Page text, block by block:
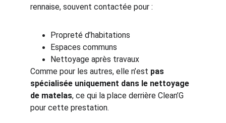
rennaise, souvent contactée pour :
Propreté d’habitations
Espaces communs
Nettoyage après travaux
Comme pour les autres, elle n’est pas
spécialisée uniquement dans le nettoyage
de matelas, ce qui la place derrière Clean’G
pour cette prestation.